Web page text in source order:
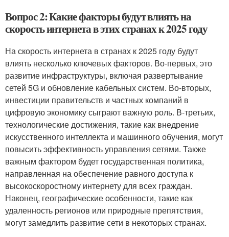
Вопрос 2: Какие факторы будут влиять на
скорость интернета в этих странах к 2025 году
На скорость интернета в странах к 2025 году будут
влиять несколько ключевых факторов. Во-первых, это
развитие инфраструктуры, включая развертывание
сетей 5G и обновление кабельных систем. Во-вторых,
инвестиции правительств и частных компаний в
цифровую экономику сыграют важную роль. В-третьих,
технологические достижения, такие как внедрение
искусственного интеллекта и машинного обучения, могут
повысить эффективность управления сетями. Также
важным фактором будет государственная политика,
направленная на обеспечение равного доступа к
высокоскоростному интернету для всех граждан.
Наконец, географические особенности, такие как
удаленность регионов или природные препятствия,
могут замедлить развитие сети в некоторых странах.